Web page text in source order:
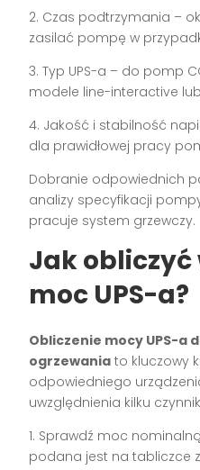
2. Czas podtrzymania –
zasilać pompę w
3. Typ UPS-a – do pomp
modele line-interactive
4. Jakość i stabilność
dla prawidłowej pracy
Dobranie odpowiednich
analizy specyfikacji
pracuje system grzewczy.
Jak
moc UPS-a?
Obliczenie mocy UPS-a
ogrzewania to kluczowy
odpowiedniego
uwzględnienia kilku
1. Sprawdź moc
podana jest na tabliczce